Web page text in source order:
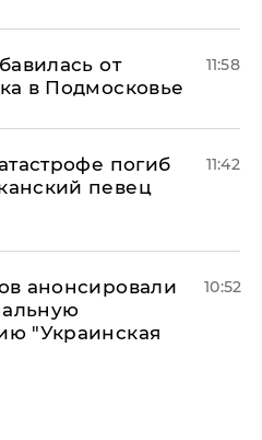
от
в Подмосковье
11:58
погиб
певец
11:42
анонсировали
"Украинская
10:52